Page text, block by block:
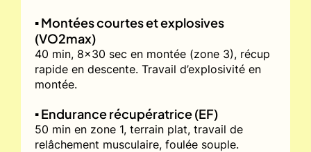
▪️ Montées courtes et explosives
(VO2max)
40 min, 8x30 sec en montée (zone 3), récup
rapide en descente. Travail d’explosivité en
montée.
▪️ Endurance récupératrice (EF)
50 min en zone 1, terrain plat, travail de
relâchement musculaire, foulée souple.